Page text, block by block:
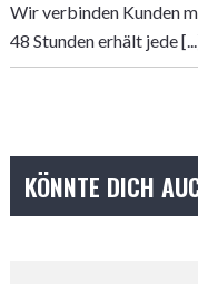
Wir verbinden Kunden
48 Stunden erhält jede
KÖNNTE DICH